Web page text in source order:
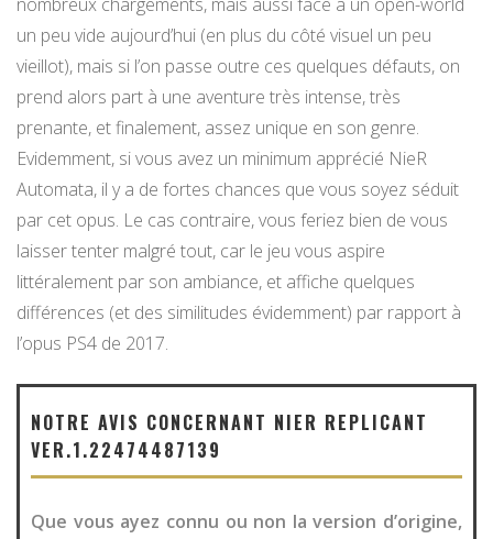
nombreux chargements, mais aussi face à un open-world
un peu vide aujourd’hui (en plus du côté visuel un peu
vieillot), mais si l’on passe outre ces quelques défauts, on
prend alors part à une aventure très intense, très
prenante, et finalement, assez unique en son genre.
Evidemment, si vous avez un minimum apprécié NieR
Automata, il y a de fortes chances que vous soyez séduit
par cet opus. Le cas contraire, vous feriez bien de vous
laisser tenter malgré tout, car le jeu vous aspire
littéralement par son ambiance, et affiche quelques
différences (et des similitudes évidemment) par rapport à
l’opus PS4 de 2017.
NOTRE AVIS CONCERNANT NIER REPLICANT
VER.1.22474487139
Que vous ayez connu ou non la version d’origine,